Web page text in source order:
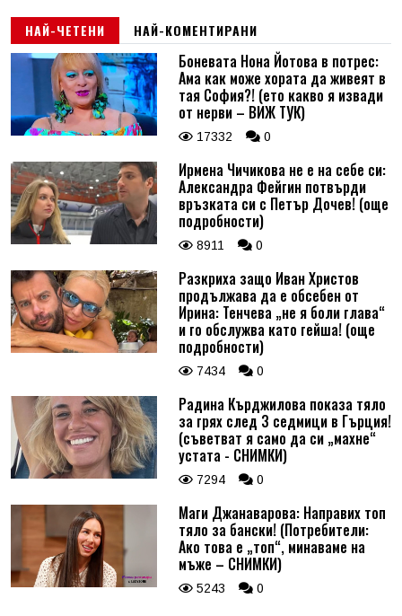
НАЙ-ЧЕТЕНИ НАЙ-КОМЕНТИРАНИ
Боневата Нона Йотова в потрес:
Ама как може хората да живеят в
тая София?! (ето какво я извади
от нерви – ВИЖ ТУК)
17332 0
Ирмена Чичикова не е на себе си:
Александра Фейгин потвърди
връзката си с Петър Дочев! (още
подробности)
8911 0
Разкриха защо Иван Христов
продължава да е обсебен от
Ирина: Тенчева „не я боли глава“
и го обслужва като гейша! (още
подробности)
7434 0
Радина Кърджилова показа тяло
за грях след 3 седмици в Гърция!
(съветват я само да си „махне“
устата - СНИМКИ)
7294 0
Маги Джанаварова: Направих топ
тяло за бански! (Потребители:
Ако това е „топ“, минаваме на
мъже – СНИМКИ)
5243 0